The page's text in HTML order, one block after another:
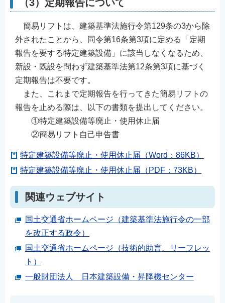
（3）定期報告について
簡易リフトは、建築基準法施行令第129条の3から除
外されたことから、同令第16条第3項に定める「定期
報告を要する特定建築設備」に該当しなくなるため、
新設・既設を問わず建築基準法第12条第3項に基づく
定期報告は不要です。
また、これまで定期報告を行ってきた簡易リフトの
報告を止める際は、以下の書類を提出してください。
①特定建築設備等廃止・使用休止届
②簡易リフト自己申告書
特定建築設備等廃止・使用休止届（Word：86KB）
特定建築設備等廃止・使用休止届（PDF：73KB）
関連ウェブサイト
国土交通省ホームページ（建築基準法施行令の一部
を改正する政令）
国土交通省ホームページ（技術的助言、リーフレッ
ト）
一般財団法人 日本建築設備・昇降機センター